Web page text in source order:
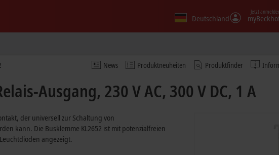
Deutschland
Jetzt
News Produktneuheiten Produktfinder
Ausgang, 230 V AC, 300 V DC, 1 A
der universell zur Schaltung von
kann. Die Busklemme KL2652 ist mit potenzialfreien
angezeigt.